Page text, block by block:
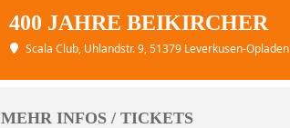
400 JAHRE BEIKIRCHER
Scala Club, Uhlandstr. 9, 51379 Leverkusen-Opladen
MEHR INFOS / TICKETS